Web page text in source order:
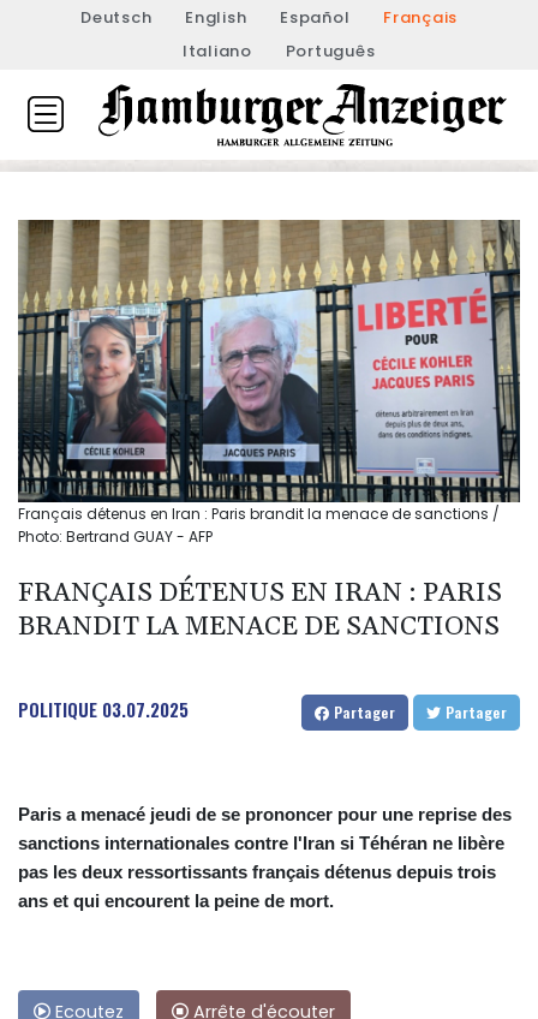
Deutsch English Español
Français
Italiano
Português
Français détenus en Iran : Paris brandit la menace de sanctions /
Photo: Bertrand GUAY - AFP
FRANÇAIS DÉTENUS EN IRAN : PARIS
BRANDIT LA MENACE DE SANCTIONS
POLITIQUE 03.07.2025 Partager Partager
Paris a menacé jeudi de se prononcer pour une reprise des
sanctions internationales contre l'Iran si Téhéran ne libère
pas les deux ressortissants français détenus depuis trois
ans et qui encourent la peine de mort.
Ecoutez Arrête d'écouter